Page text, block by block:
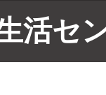
活セ